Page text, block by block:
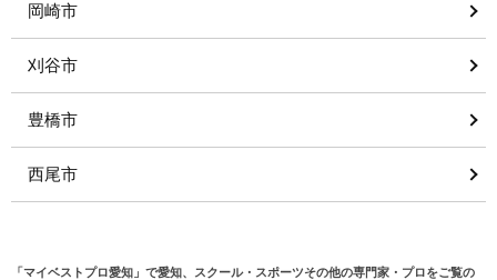
岡崎市
刈谷市
豊橋市
西尾市
「マイベストプロ愛知」で愛知、スクール・スポーツその他の専門家・プロをご覧の